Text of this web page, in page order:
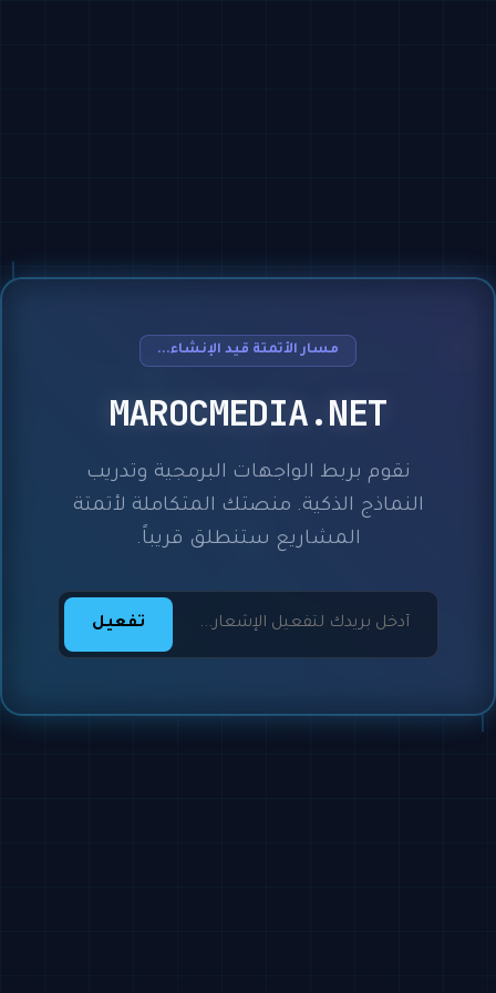
مسار الأتمتة قيد الإنشاء...
MAROCMEDIA.NET
نقوم بربط الواجهات البرمجية وتدريب
النماذج الذكية. منصتك المتكاملة لأتمتة
المشاريع ستنطلق قريباً.
تفعيل